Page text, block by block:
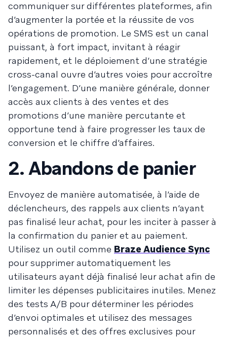
communiquer sur différentes plateformes, afin
d’augmenter la portée et la réussite de vos
opérations de promotion. Le SMS est un canal
puissant, à fort impact, invitant à réagir
rapidement, et le déploiement d’une stratégie
cross-canal ouvre d’autres voies pour accroître
l’engagement. D’une manière générale, donner
accès aux clients à des ventes et des
promotions d’une manière percutante et
opportune tend à faire progresser les taux de
conversion et le chiffre d’affaires.
2. Abandons de panier
Envoyez de manière automatisée, à l’aide de
déclencheurs, des rappels aux clients n’ayant
pas finalisé leur achat, pour les inciter à passer à
la confirmation du panier et au paiement.
Utilisez un outil comme Braze Audience Sync
pour supprimer automatiquement les
utilisateurs ayant déjà finalisé leur achat afin de
limiter les dépenses publicitaires inutiles. Menez
des tests A/B pour déterminer les périodes
d’envoi optimales et utilisez des messages
personnalisés et des offres exclusives pour